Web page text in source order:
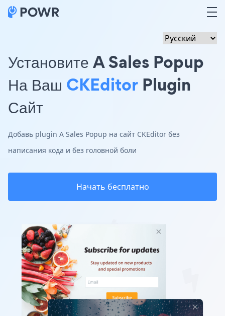
Установите A Sales Popup
На Ваш CKEditor Plugin
Сайт
Добавь plugin A Sales Popup на сайт CKEditor без
написания кода и без головной боли
Начать бесплатно